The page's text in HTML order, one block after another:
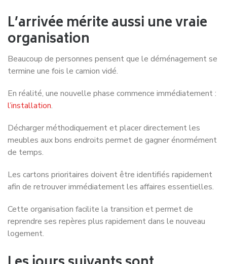
L’arrivée mérite aussi une vraie
organisation
Beaucoup de personnes pensent que le déménagement se
termine une fois le camion vidé.
En réalité, une nouvelle phase commence immédiatement :
l’installation.
Décharger méthodiquement et placer directement les
meubles aux bons endroits permet de gagner énormément
de temps.
Les cartons prioritaires doivent être identifiés rapidement
afin de retrouver immédiatement les affaires essentielles.
Cette organisation facilite la transition et permet de
reprendre ses repères plus rapidement dans le nouveau
logement.